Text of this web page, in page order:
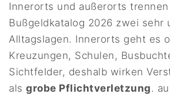
Innerorts und außerorts
Bußgeldkatalog 2026 zwei sehr
Alltagslagen. Innerorts geht es
Kreuzungen, Schulen,
Sichtfelder, deshalb wirken
alsgrobe Pflichtverletzung.